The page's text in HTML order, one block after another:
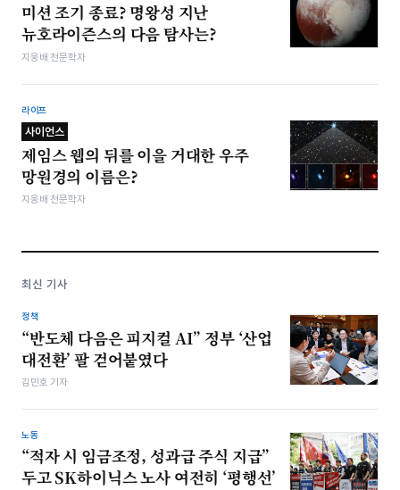
미션 조기 종료? 명왕성 지난
뉴호라이즌스의 다음 탐사는?
지웅배 천문학자
라이프
사이언스
제임스 웹의 뒤를 이을 거대한 우주
망원경의 이름은?
지웅배 천문학자
최신 기사
정책
“반도체 다음은 피지컬 AI” 정부 ‘산업
대전환’ 팔 걷어붙였다
김민호 기자
노동
“적자 시 임금조정, 성과급 주식 지급”
두고 SK하이닉스 노사 여전히 ‘평행선’